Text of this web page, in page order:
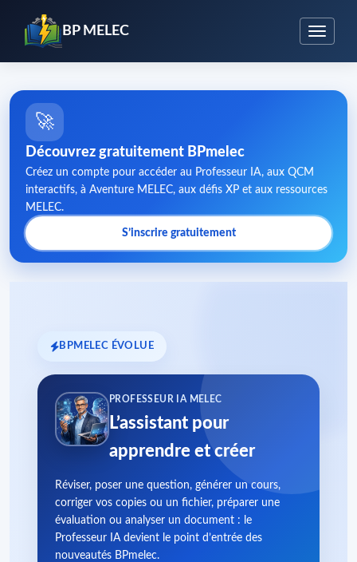
BP MELEC
🚀
Découvrez gratuitement BPmelec
Créez un compte pour accéder au Professeur IA, aux QCM
interactifs, à Aventure MELEC, aux défis XP et aux ressources
MELEC.
S’inscrire gratuitement
BPMELEC ÉVOLUE
PROFESSEUR IA MELEC
L’assistant pour
apprendre et créer
Réviser, poser une question, générer un cours,
corriger vos copies ou un fichier, préparer une
évaluation ou analyser un document : le
Professeur IA devient le point d’entrée des
nouveautés BPmelec.